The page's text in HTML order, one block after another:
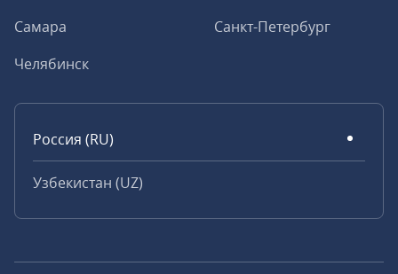
Самара
Санкт-Петербург
Челябинск
Россия (RU)
Узбекистан (UZ)